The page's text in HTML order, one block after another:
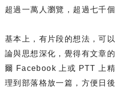
超過一萬人瀏覽，超過七千個
基本上，有片段的想法，可
論與思想深化，覺得有文章
爾 Facebook 上或 PTT
上
理到部落格放一篇，方便日後